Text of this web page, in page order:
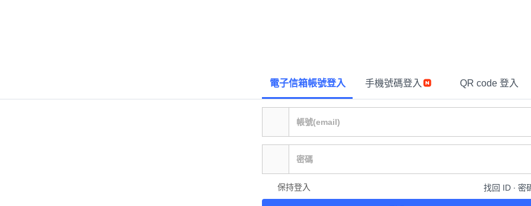
電子信箱帳號登入 手機號碼登入 QR code 登入
保持登入 找回 ID ∙ 密